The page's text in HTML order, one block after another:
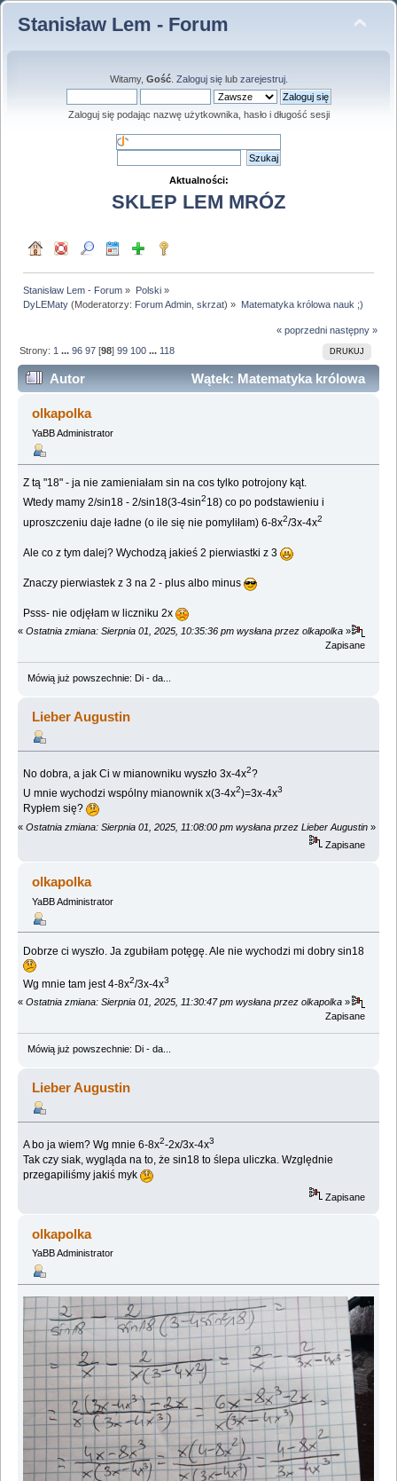
Stanisław Lem - Forum
Witamy, Gość. Zaloguj sięlub zarejestruj.
Zaloguj się podając nazwę użytkownika, hasło i długość sesji
Aktualności:
SKLEP LEM MRÓZ
Stanisław Lem - Forum » Polski»
DyLEMaty (Moderatorzy: Forum Admin ,skrzat) » Matematyka królowa nauk ;)
« poprzedni następny »
DRUKUJ
Strony: 1 ...96 97 [98]99 100 ... 118
Autor
Wątek: Matematyka królowa
nauk ;) (Przeczytany 1974812 razy)
olkapolka
YaBB Administrator
Z tą "18" - ja nie zamieniałam sin na cos tylko potrojony kąt.
Wtedy mamy 2/sin18 - 2/sin18(3-4sin218) co po podstawieniu i
uproszczeniu daje ładne (o ile się nie pomyliłam) 6-8x2/3x-4x2
Ale co z tym dalej? Wychodzą jakieś 2 pierwiastki z 3
Znaczy pierwiastek z 3 na 2 - plus albo minus
Psss- nie odjęłam w liczniku 2x
« Ostatnia zmiana: Sierpnia 01, 2025, 10:35:36 pm wysłana przez olkapolka »
Zapisane
Mówią już powszechnie: Di - da...
Lieber Augustin
No dobra, a jak Ci w mianowniku wyszło 3x-4x2?
U mnie wychodzi wspólny mianownik x(3-4x2)=3x-4x3
Rypłem się?
« Ostatnia zmiana: Sierpnia 01, 2025, 11:08:00 pm wysłana przez Lieber Augustin »
Zapisane
olkapolka
YaBB Administrator
Dobrze ci wyszło. Ja zgubiłam potęgę. Ale nie wychodzi mi dobry sin18
Wg mnie tam jest 4-8x2/3x-4x3
« Ostatnia zmiana: Sierpnia 01, 2025, 11:30:47 pm wysłana przez olkapolka »
Zapisane
Mówią już powszechnie: Di - da...
Lieber Augustin
A bo ja wiem? Wg mnie 6-8x2-2x/3x-4x3
Tak czy siak, wygląda na to, że sin18 to ślepa uliczka. Względnie
przegapiliśmy jakiś myk
Zapisane
olkapolka
YaBB Administrator